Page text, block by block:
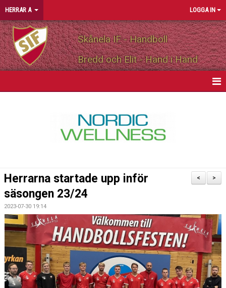
HERRAR A LOGGA IN
Skånela IF - Handboll
Bredd och Elit - Hand i Hand
TRUPPEN
PERSONLIGA PARTNERS
BILDGALLERI
DOKUMENT
KONTAKT
>
<
Herrarna startade upp inför
säsongen 23/24
2023-07-30 19:14